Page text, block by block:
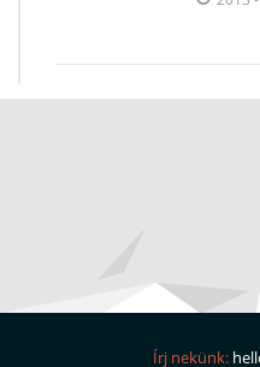
Írj nekünk: